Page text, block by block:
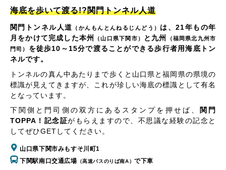
海底を歩いて渡る!?関門トンネル人道
関門トンネル人道 （かんもんとんねるじんどう） は、21年もの年
月をかけて完成した本州
（山口県下関市） と九州
（福岡県北九州市
門司）
を徒歩10～15分で渡ることができる歩行者用海底トン
ネルです。
トンネルの真ん中あたりまで歩くと山口県と福岡県の県境の
標識が見えてきますが、これが珍しい海底の標識として有名
となっています。
下関側と門司側の双方にあるスタンプを押せば、
関門
TOPPA！記念証がもらえますので、不思議な経験の記念と
してぜひGETしてください。
山口県下関市みもすそ川町1
下関駅南口交通広場 （高速バスのりば南A）で下車